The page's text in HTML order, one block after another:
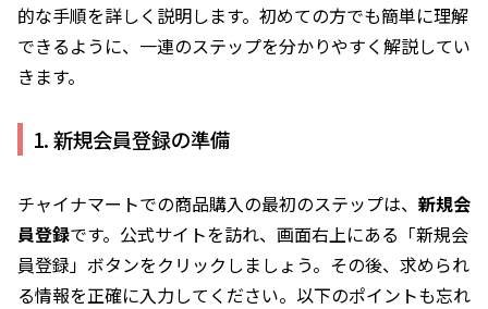
的な手順を詳しく説明します。初めての方でも簡単に理解
できるように、一連のステップを分かりやすく解説してい
きます。
1. 新規会員登録の準備
チャイナマートでの商品購入の最初のステップは、 新規会
員登録です。公式サイトを訪れ、画面右上にある「新規会
員登録」ボタンをクリックしましょう。その後、求められ
る情報を正確に入力してください。以下のポイントも忘れ